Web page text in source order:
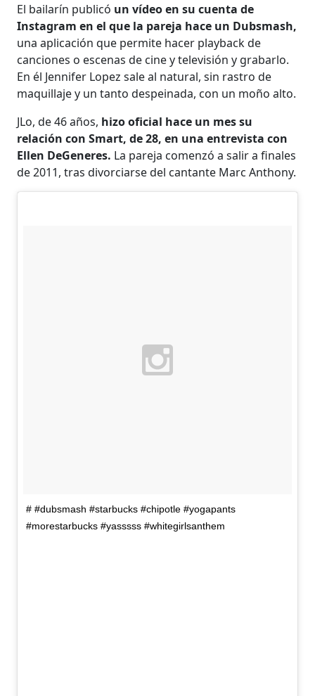
El bailarín publicó un vídeo en su cuenta de
Instagram en el que la pareja hace un Dubsmash,
una aplicación que permite hacer playback de
canciones o escenas de cine y televisión y grabarlo.
En él Jennifer Lopez sale al natural, sin rastro de
maquillaje y un tanto despeinada, con un moño alto.
JLo, de 46 años, hizo oficial hace un mes su
relación con Smart, de 28, en una entrevista con
Ellen DeGeneres. La pareja comenzó a salir a finales
de 2011, tras divorciarse del cantante Marc Anthony.
# #dubsmash #starbucks #chipotle #yogapants
#morestarbucks #yasssss #whitegirlsanthem